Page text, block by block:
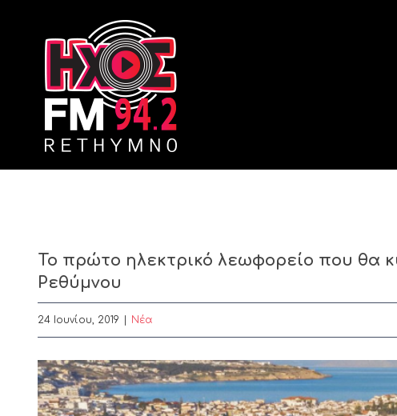
Το πρώτο ηλεκτρικό λεωφορείο που θα
Ρεθύμνου
24 Ιουνίου, 2019 Nέα
View
Larger